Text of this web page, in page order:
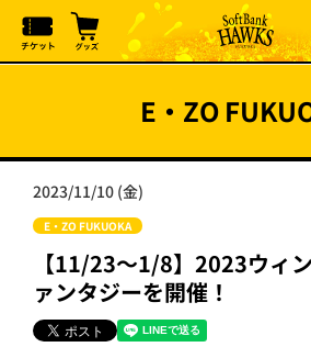
E・ZO
2023/11/10 (金)
E・ZO FUKUOKA
【11/23～1/8】2023ウィ
ァンタジーを開催！